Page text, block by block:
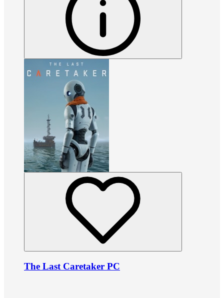
The Last Caretaker PC